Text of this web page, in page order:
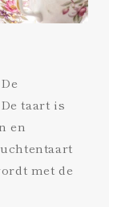
taart is
en
met de